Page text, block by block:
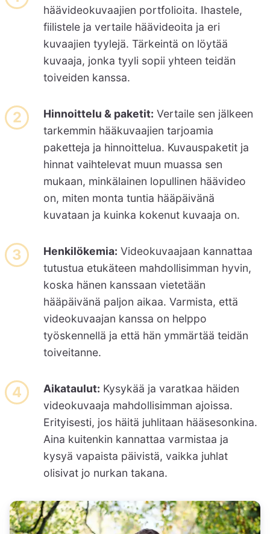
häävideokuvaajien portfolioita. Ihastele,
fiilistele ja vertaile häävideoita ja eri
kuvaajien tyylejä. Tärkeintä on löytää
kuvaaja, jonka tyyli sopii yhteen teidän
toiveiden kanssa.
Hinnoittelu & paketit: Vertaile sen jälkeen
tarkemmin hääkuvaajien tarjoamia
paketteja ja hinnoittelua. Kuvauspaketit ja
hinnat vaihtelevat muun muassa sen
mukaan, minkälainen lopullinen häävideo
on, miten monta tuntia hääpäivänä
kuvataan ja kuinka kokenut kuvaaja on.
Henkilökemia: Videokuvaajaan kannattaa
tutustua etukäteen mahdollisimman hyvin,
koska hänen kanssaan vietetään
hääpäivänä paljon aikaa. Varmista, että
videokuvaajan kanssa on helppo
työskennellä ja että hän ymmärtää teidän
toiveitanne.
Aikataulut: Kysykää ja varatkaa häiden
videokuvaaja mahdollisimman ajoissa.
Erityisesti, jos häitä juhlitaan hääsesonkina.
Aina kuitenkin kannattaa varmistaa ja
kysyä vapaista päivistä, vaikka juhlat
olisivat jo nurkan takana.